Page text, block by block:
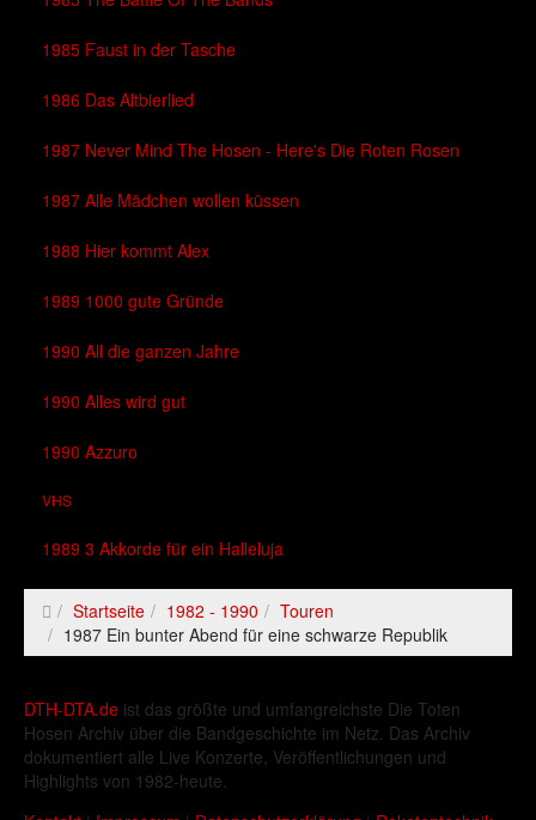
1985 Faust in der Tasche
1986 Das Altbierlied
1987 Never Mind The Hosen - Here's Die Roten Rosen
1987 Alle Mädchen wollen küssen
1988 Hier kommt Alex
1989 1000 gute Gründe
1990 All die ganzen Jahre
1990 Alles wird gut
1990 Azzuro
VHS
1989 3 Akkorde für ein Halleluja
Startseite 1982 - 1990
Touren
1987 Ein bunter Abend für eine schwarze Republik
DTH-DTA.de ist das größte und umfangreichste Die Toten
Hosen Archiv über die Bandgeschichte im Netz. Das Archiv
dokumentiert alle Live Konzerte, Veröffentlichungen und
Highlights von 1982-heute.